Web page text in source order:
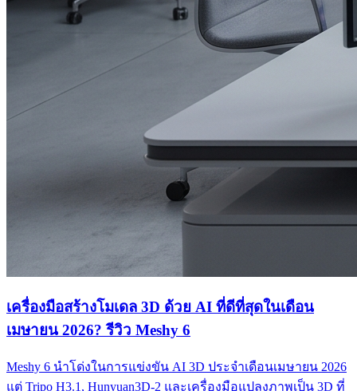
เครื่องมือสร้างโมเดล 3D ด้วย AI ที่ดีที่สุดในเดือน
เมษายน 2026? รีวิว Meshy 6
Meshy 6 นำโด่งในการแข่งขัน AI 3D ประจำเดือนเมษายน 2026
แต่ Tripo H3.1, Hunyuan3D-2 และเครื่องมือแปลงภาพเป็น 3D ที่